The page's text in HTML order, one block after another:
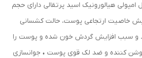
هیالورونیک اسید پرتقالی دارای حجم
خاصیت ارتجاعی پوست، حالت کشسانی
و سبب افزایش گردش خون شده و پوست را
کننده و ضد لک قوی پوست • جوانسازی